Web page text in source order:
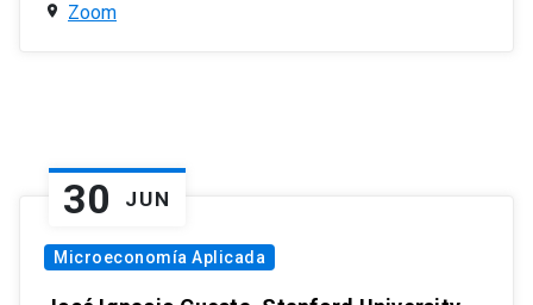
Zoom
30 JUN
Microeconomía Aplicada